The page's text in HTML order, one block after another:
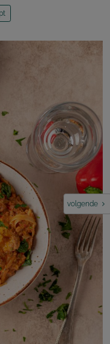
volgende